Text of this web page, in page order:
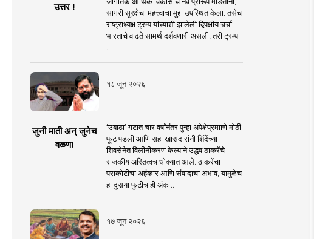
उत्तर !
सागरी सुरक्षेचा महत्त्वाचा मुद्दा उपस्थित केला. तसेच
राष्ट्राध्यक्ष ट्रम्प यांच्याशी झालेली द्विपक्षीय चर्चा
भारताचे वाढते सामर्थ दर्शवणारी असली, तरी ट्रम्प
१८ जून २०२६
जुनी माती अन् जुनेच
वळण!
‘उबाठा’ गटात चार वर्षांनंतर पुन्हा अपेक्षेप्रमााणे मोठी
फूट पडली आणि सहा खासदारांनी शिंदेंच्या
शिवसेनेत विलीनीकरण केल्याने उद्धव ठाकरेंचे
राजकीय अस्तित्वच धोक्यात आले. ठाकरेंचा
पराकोटीचा अहंकार आणि संवादाचा अभाव, यामुळेच
हा दुसर्‍या फुटीचाही अंक ..
१७ जून २०२६